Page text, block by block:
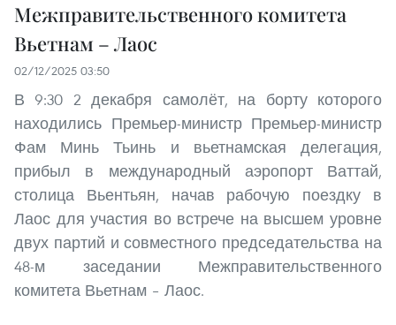
Межправительственного комитета
Вьетнам – Лаос
02/12/2025 03:50
В 9:30 2 декабря самолёт, на борту которого
находились Премьер-министр Премьер-министр
Фам Минь Тьинь и вьетнамская делегация,
прибыл в международный аэропорт Ваттай,
столица Вьентьян, начав рабочую поездку в
Лаос для участия во встрече на высшем уровне
двух партий и совместного председательства на
48-м заседании Межправительственного
комитета Вьетнам – Лаос.